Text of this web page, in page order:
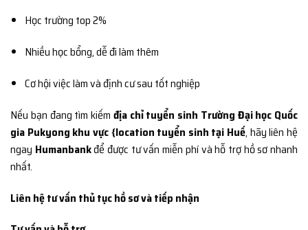
Học trường top 2%
Nhiều học bổng, dễ đi làm thêm
Cơ hội việc làm và định cư sau tốt nghiệp
Nếu bạn đang tìm kiếm địa chỉ tuyển sinh Trường Đại học Quốc
gia Pukyong khu vực {location tuyển sinh tại Huế, hãy liên hệ
ngay Humanbankđể được tư vấn miễn phí và hỗ trợ hồ sơ nhanh
nhất.
Liên hệ tư vấn thủ tục hồ sơ và tiếp nhận